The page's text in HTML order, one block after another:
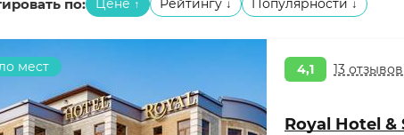
по: Цене ↑ Рейтингу ↓ Популярности ↓
мест 4,1 13 отзывов
Royal Hotel &